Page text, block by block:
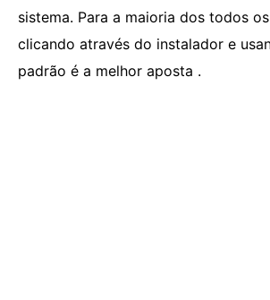
sistema. Para a maioria dos todos
clicando através do instalador e
padrão é a melhor aposta .